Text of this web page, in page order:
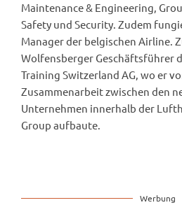
Maintenance & Engineering,
Safety und Security. Zudem
Manager der belgischen Airline.
Wolfensberger Geschäftsführer
Training Switzerland AG, wo er
Zusammenarbeit zwischen den
Unternehmen innerhalb der
Group aufbaute.
Werbung